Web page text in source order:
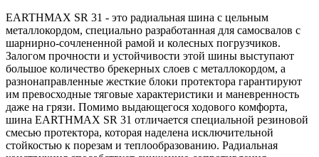
EARTHMAX SR 31 - это радиальная шина с цельным
металлокордом, специально разработанная для самосвалов с
шарнирно-сочлененной рамой и колесных погрузчиков.
Залогом прочности и устойчивости этой шины выступают
большое количество брекерных слоев с металлокордом, а
разнонаправленные жесткие блоки протектора гарантируют
им превосходные тяговые характеристики и маневренность
даже на грязи. Помимо выдающегося ходового комфорта,
шина EARTHMAX SR 31 отличается специальной резиновой
смесью протектора, которая наделена исключительной
стойкостью к порезам и теплообразованию. Радиальная